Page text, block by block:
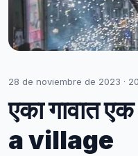
28 de noviembre de 2023 ·
एका गावात
a village